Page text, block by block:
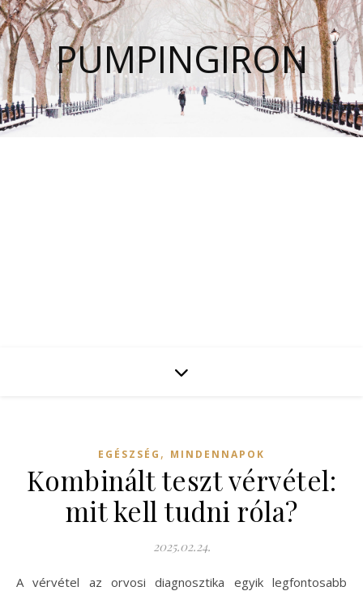
PUMPINGIRON
EGÉSZSÉG , MINDENNAPOK
Kombinált teszt vérvétel:
mit kell tudni róla?
2025.02.24.
A vérvétel az orvosi diagnosztika egyik legfontosabb